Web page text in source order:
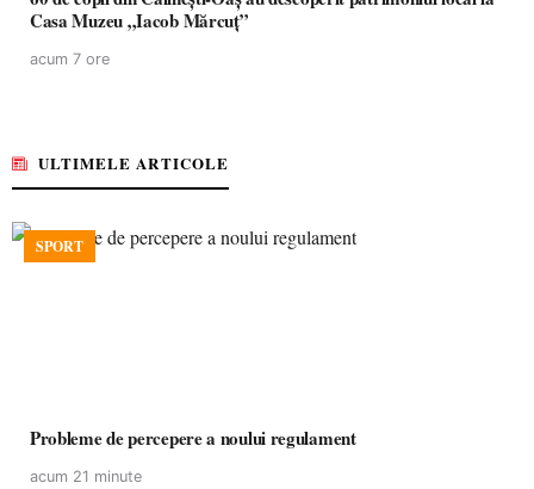
Casa Muzeu „Iacob Mărcuț”
acum 7 ore
ULTIMELE ARTICOLE
SPORT
Probleme de percepere a noului regulament
acum 21 minute